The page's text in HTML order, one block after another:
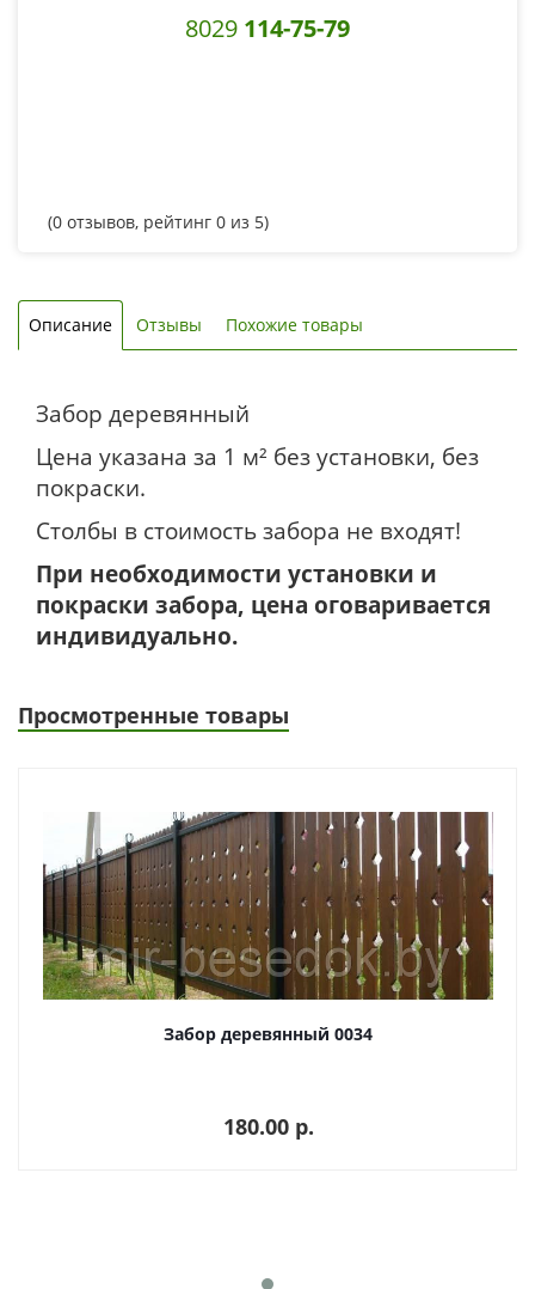
8029 114-75-79
(0 отзывов, рейтинг 0 из 5)
Описание Отзывы Похожие товары
Забор деревянный
Цена указана за 1 м² без установки, без
покраски.
Столбы в стоимость забора не входят!
При необходимости установки и
покраски забора, цена оговаривается
индивидуально.
Просмотренные товары
Забор деревянный 0034
180.00 p.